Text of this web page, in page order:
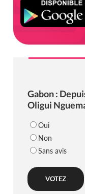
Gabon :
Oligui
Oui
Non
Sans avis